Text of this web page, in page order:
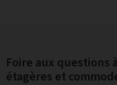
Foire aux questions
étagères et